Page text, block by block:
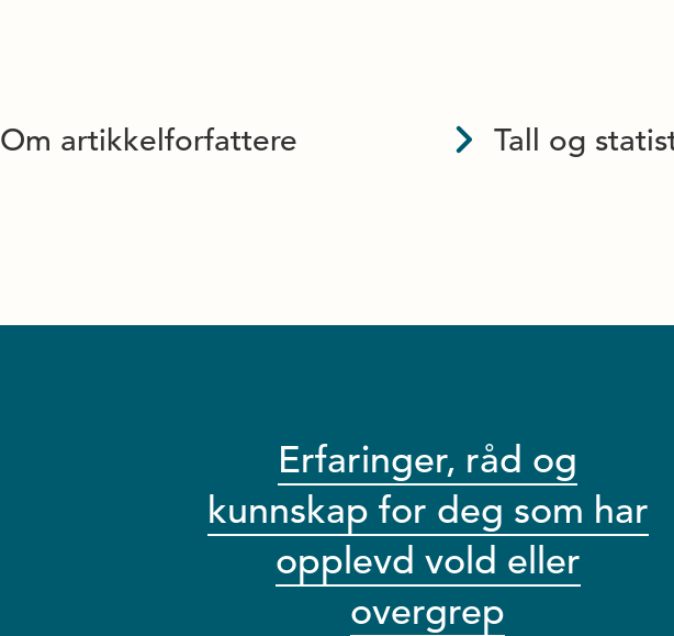
Om artikkelforfattere Tall og
Erfaringer, råd og
kunnskap for deg som har
opplevd vold eller
overgrep